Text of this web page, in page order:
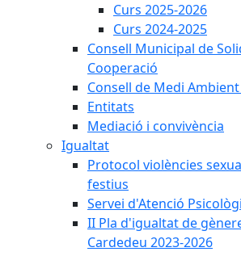
Curs 2025-2026
Curs 2024-2025
Consell Municipal de
Cooperació
Consell de Medi
Entitats
Mediació i convivència
Igualtat
Protocol violències
festius
Servei d'Atenció
II Pla d'igualtat de
Cardedeu 2023-2026